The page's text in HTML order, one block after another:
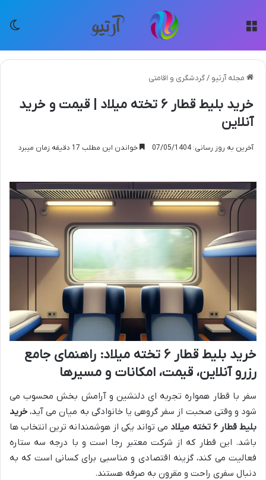
مجله آرتیو /گردشگری و اقامتی
خرید بلیط قطار ۶ تخته میلاد | قیمت و خرید
آنلاین
آخرین به روز رسانی: 07/05/1404 خواندن این مطلب 17 دقیقه زمان میبرد
خرید بلیط قطار ۶ تخته میلاد: راهنمای جامع
رزرو آنلاین، قیمت، امکانات و مسیرها
سفر با قطار همواره تجربه ای دلنشین و آرامش بخش محسوب می
شود و وقتی صحبت از سفر گروهی یا خانوادگی به میان می آید، خرید
بلیط قطار ۶ تخته میلاد
می تواند یکی از هوشمندانه ترین انتخاب ها
باشد. این قطار که از شرکت معتبر رجا است و با درجه سه ستاره
فعالیت می کند، گزینه اقتصادی و مناسبی برای کسانی است که به
دنبال سفری راحت و مقرون به صرفه هستند.